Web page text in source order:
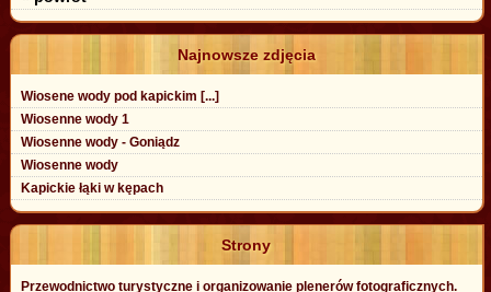
Najnowsze zdjęcia
Wiosene wody pod kapickim [...]
Wiosenne wody 1
Wiosenne wody - Goniądz
Wiosenne wody
Kapickie łąki w kępach
Strony
Przewodnictwo turystyczne i organizowanie plenerów fotograficznych.